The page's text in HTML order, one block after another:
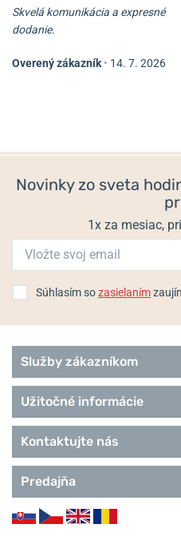
Skvelá komunikácia a expresné
dodanie.
Overený zákazník • 14. 7. 2026
Novinky zo sveta
1x za mesiac,
Súhlasím sozasielaním
Služby zákazníkom
Užitočné informácie
Kontaktujte nás
Predajňa